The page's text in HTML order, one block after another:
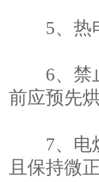
5、热电
6、禁止
前应预先
7、电炉
且保持微